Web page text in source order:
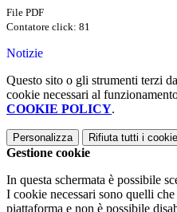
File PDF
Contatore click: 81
Notizie
Questo sito o gli strumenti terzi
cookie necessari al
COOKIE POLICY.
Personalizza Rifiuta tutti i
Gestione cookie
In questa schermata è possibile
I cookie necessari sono quelli
piattaforma e non è possibile